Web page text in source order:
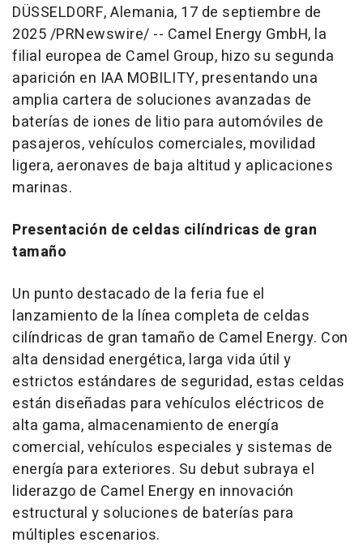
DÜSSELDORF, Alemania, 17 de septiembre de
2025/PRNewswire/ -- Camel Energy GmbH, la
filial europea de Camel Group, hizo su segunda
aparición en IAA MOBILITY, presentando una
amplia cartera de soluciones avanzadas de
baterías de iones de litio para automóviles de
pasajeros, vehículos comerciales, movilidad
ligera, aeronaves de baja altitud y aplicaciones
marinas.
Presentación de celdas cilíndricas de gran
tamaño
Un punto destacado de la feria fue el
lanzamiento de la línea completa de celdas
cilíndricas de gran tamaño de Camel Energy. Con
alta densidad energética, larga vida útil y
estrictos estándares de seguridad, estas celdas
están diseñadas para vehículos eléctricos de
alta gama, almacenamiento de energía
comercial, vehículos especiales y sistemas de
energía para exteriores. Su debut subraya el
liderazgo de Camel Energy en innovación
estructural y soluciones de baterías para
múltiples escenarios.